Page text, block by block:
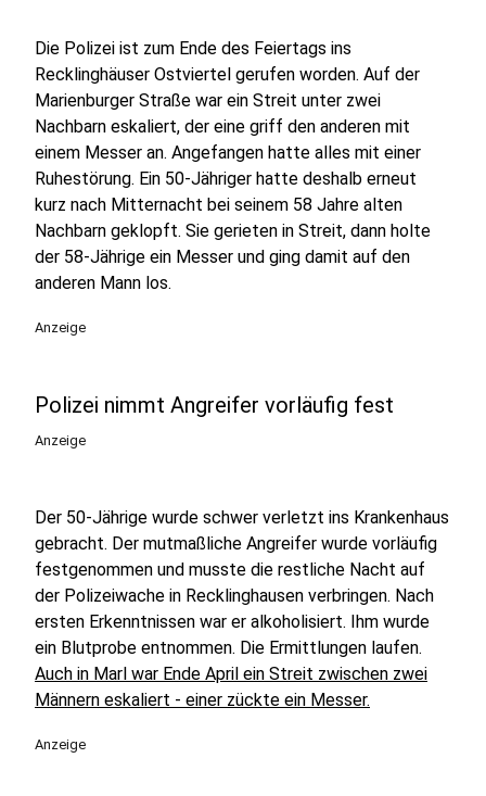
Die Polizei ist zum Ende des Feiertags ins
Recklinghäuser Ostviertel gerufen worden. Auf der
Marienburger Straße war ein Streit unter zwei
Nachbarn eskaliert, der eine griff den anderen mit
einem Messer an. Angefangen hatte alles mit einer
Ruhestörung. Ein 50-Jähriger hatte deshalb erneut
kurz nach Mitternacht bei seinem 58 Jahre alten
Nachbarn geklopft. Sie gerieten in Streit, dann holte
der 58-Jährige ein Messer und ging damit auf den
anderen Mann los.
Anzeige
Polizei nimmt Angreifer vorläufig fest
Anzeige
Der 50-Jährige wurde schwer verletzt ins Krankenhaus
gebracht. Der mutmaßliche Angreifer wurde vorläufig
festgenommen und musste die restliche Nacht auf
der Polizeiwache in Recklinghausen verbringen. Nach
ersten Erkenntnissen war er alkoholisiert. Ihm wurde
ein Blutprobe entnommen. Die Ermittlungen laufen.
Auch in Marl war Ende April ein Streit zwischen zwei
Männern eskaliert - einer zückte ein Messer.
Anzeige